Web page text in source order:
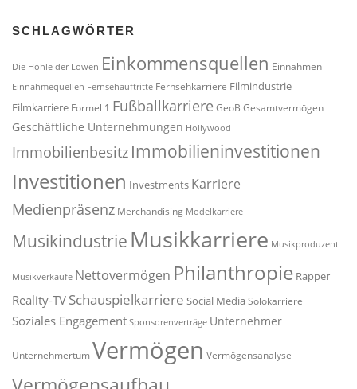
SCHLAGWÖRTER
Die Höhle der Löwen Einkommensquellen Einnahmen
Einnahmequellen Fernsehauftritte Fernsehkarriere Filmindustrie
Filmkarriere Formel 1 Fußballkarriere GeoB Gesamtvermögen
Geschäftliche Unternehmungen Hollywood
Immobilienbesitz Immobilieninvestitionen
Investitionen Investments Karriere
Medienpräsenz Merchandising Modelkarriere
Musikindustrie Musikkarriere Musikproduzent
Musikverkäufe Nettovermögen Philanthropie Rapper
Reality-TV Schauspielkarriere Social MediaSolokarriere
Soziales Engagement Sponsorenverträge Unternehmer
UnternehmertumVermögen Vermögensanalyse